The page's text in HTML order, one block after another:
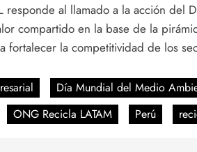
responde al llamado a la acción
compartido en la base de la
fortalecer la competitividad de los
Día Mundial del Medio
ONG Recicla LATAM Perú